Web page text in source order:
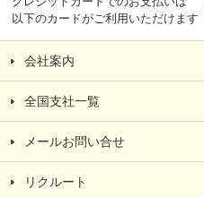
以下のカードがご利用いただけます
会社案内
全国支社一覧
メールお問い合せ
リクルート